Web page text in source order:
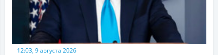
12:03, 9 августа 2026